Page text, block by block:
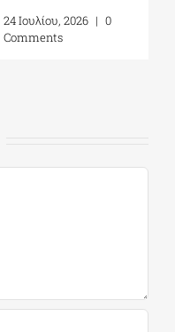
31 Ιουλίου, 2026